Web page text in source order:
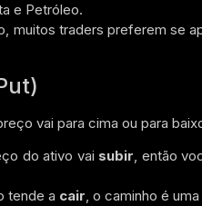
e Petróleo.
muitos traders preferem se
vai para cima ou para
do ativo vai subir, então
tende a cair, o caminho é